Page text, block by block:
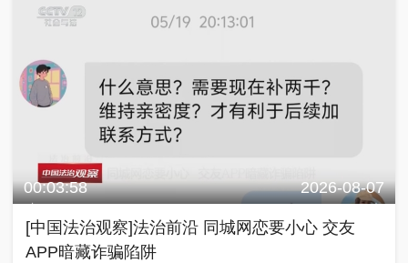
00:03:58 2026-08-07
[中国法治观察]法治前沿 同城网恋要小心 交友
APP暗藏诈骗陷阱